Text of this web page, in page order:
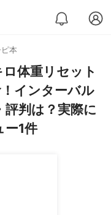
本
体重リセット
インターバル
判は？実際に
ー1件